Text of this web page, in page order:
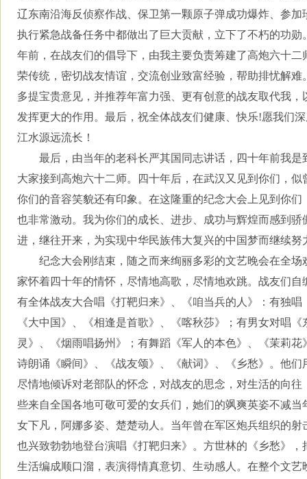
辽东南沿海反侦察作战、保卫第一颗原子弹成功爆炸、参
执行紧急战备任务中都做出了巨大贡献，立下了不朽的功
年前，在战友们的倡导下，由我主要负责筹建了高炮六十
荣传统，密切战友情谊，交流创业致富经验，帮助排忧解
多提宝贵意见，并推荐年富力强、更有创意的战友取代我
发挥更大的作用。最后，祝全体战友们健康、快乐!愿我们
江水源远流长！
最后，由当年的老科长严其国同志讲话，四十年前我
大家接到高炮六十二师。四十年后，在武汉又见到你们，
你们的音容笑貌还有印象。在这隆重的纪念大会上见到你
也非常激动。我为你们的成长、进步、成功与辉煌而感到
进，继往开来，为实现中华民族伟大复兴的中国梦而继续努
纪念大会刚结束，随之而来绚丽多彩的文艺晚会在全
家怀着四十年的情怀，尽情地高歌，尽情地欢跳。战友们自
有全体战友大合唱《打靶归来》、《咱当兵的人》：有独唱
《大中国》、《相逢是首歌》、《喀秋莎》；有男女对唱
灵》、《烟雨唱扬州》；有舞蹈《军人的本色》、《茉莉
诗朗诵《瞬间》、《战友颂》、《献词》、《乡愁》。他
尽情地倾诉对老部队的怀念，对战友的思念，对生活的向
些来自全国各地可敬可爱的女兵们，她们的飒爽英姿不减
女下凡，阿娜多姿、楚楚动人。当年曾在军区炮兵组织的
也兴致勃勃地登台演唱《打靶归来》。方世林的《乡愁》
生活编成顺口溜，表演得情真意切、生动感人。在整个文